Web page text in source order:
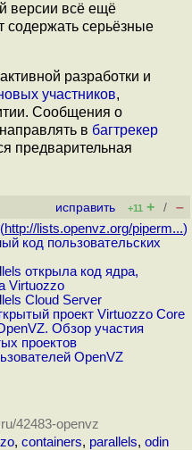
версии всё ещё
содержать серьёзные
разработки и
участников,
Сообщения о
в багтрекер
предварительная
исправить +11 + / –
http://lists.openvz.org/piperm...)
код пользовательских
открыла код ядра,
Virtuozzo
Cloud Server
проект Virtuozzo Core
Обзор участия
проектов
OpenVZ
42483-openvz
, containers, parallels, odin